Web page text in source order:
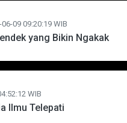
09 09:20:19 WIB
yang Bikin Ngakak
WIB
Ilmu Telepati